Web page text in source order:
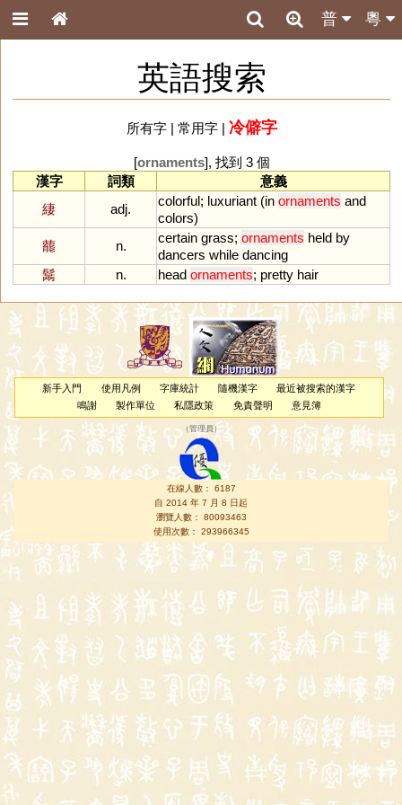
粵
普
英語搜索
所有字| 常用字| 冷僻字
[ornaments], 找到 3 個
漢字
詞類
意義
緀
adj.
colorful; luxuriant (in ornaments and
colors)
藣
n.
certain grass; ornaments held by
dancers while dancing
鬗
n. head ornaments; pretty hair
新手入門 使用凡例 字庫統計 隨機漢字
最近被搜索的漢字
鳴謝
製作單位 私隱政策 免責聲明 意見簿
（管理員 ）
在線人數： 6187
自 2014 年 7 月 8 日起
瀏覽人數： 80093463
使用次數： 293966345